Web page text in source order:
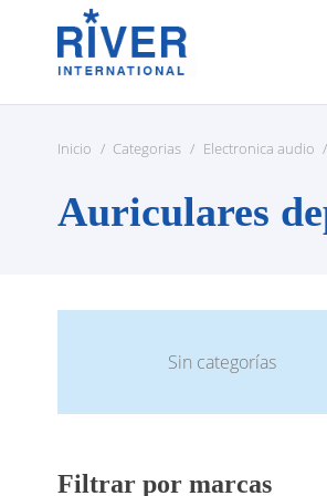
Inicio / Categorias / Electronica audio /
Auriculares
Sin categorías
Filtrar por marcas